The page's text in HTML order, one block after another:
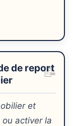
de report
et
activer la